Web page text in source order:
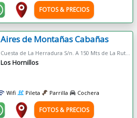
FOTOS & PRECIOS
Aires de Montañas Cabañas
Los Hornillos
Wifi Pileta Parrilla Cochera
FOTOS & PRECIOS